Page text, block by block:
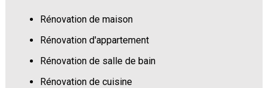
Rénovation de maison
Rénovation d'appartement
Rénovation de salle de bain
Rénovation de cuisine